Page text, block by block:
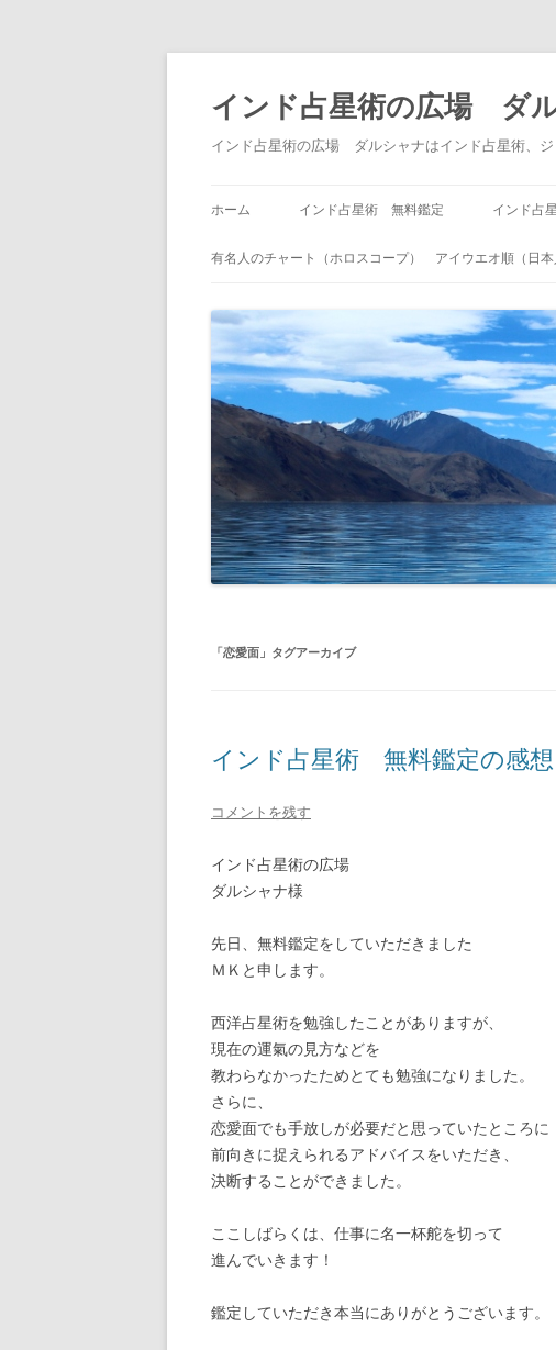
インド占星術の広場 ダ
インド占星術の広場 ダルシャナはインド占星術、
ホーム インド占星術 無料鑑定 インド占
有名人のチャート（ホロスコープ） アイウエオ順（日本
「恋愛面 」タグアーカイブ
インド占星術 無料鑑定の感
コメントを残す
インド占星術の広場
ダルシャナ様
先日、無料鑑定をしていただきました
ＭＫと申します。
西洋占星術を勉強したことがありますが、
現在の運氣の見方などを
教わらなかったためとても勉強になりました。
さらに、
恋愛面でも手放しが必要だと思っていたところに
前向きに捉えられるアドバイスをいただき、
決断することができました。
ここしばらくは、仕事に名一杯舵を切って
進んでいきます！
鑑定していただき本当にありがとうございます。